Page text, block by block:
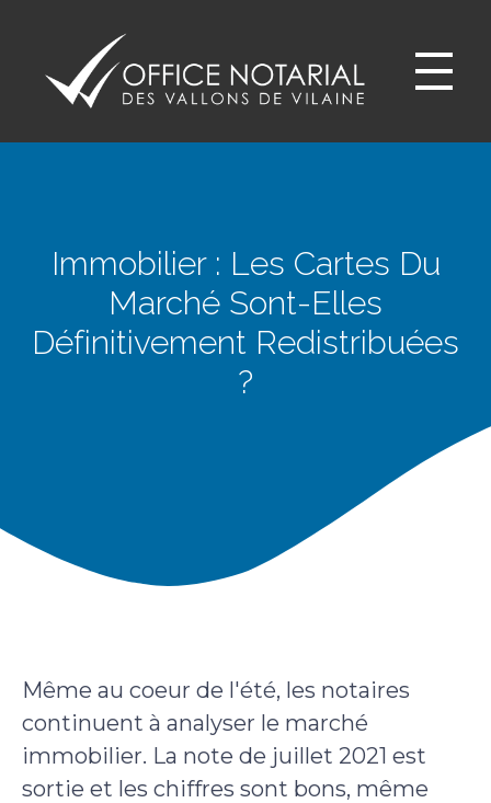
Immobilier : Les Cartes Du
Marché Sont-Elles
Définitivement Redistribuées
?
Même au coeur de l'été, les notaires
continuent à analyser le marché
immobilier. La note de juillet 2021 est
sortie et les chiffres sont bons, même